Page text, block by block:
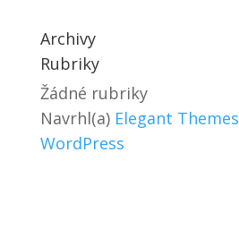
Archivy
Rubriky
Žádné rubriky
Navrhl(a) Elegant Themes
WordPress